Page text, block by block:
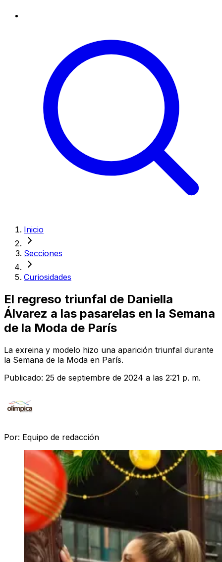
Inicio
Secciones
Curiosidades
El regreso triunfal de Daniella
Álvarez a las pasarelas en la Semana
de la Moda de París
La exreina y modelo hizo una aparición triunfal durante
la Semana de la Moda en París.
Publicado: 25 de septiembre de 2024 a las 2:21 p. m.
Por: Equipo de redacción